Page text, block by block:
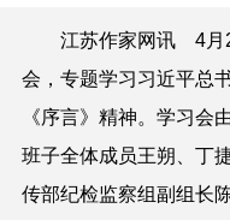
江苏作家网讯 4
会，专题学习习近平总
《序言》精神。学习会
班子全体成员王朔、丁
传部纪检监察组副组长